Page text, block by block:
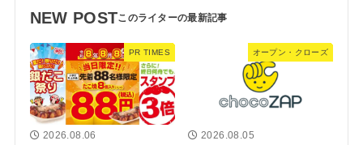
NEW POST
PR TIMES
2026.08.06
オープン・クローズ
2026.08.05